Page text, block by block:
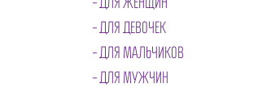
ДЛЯ ДЕВОЧЕК
ДЛЯ МАЛЬЧИКОВ
ДЛЯ МУЖЧИН